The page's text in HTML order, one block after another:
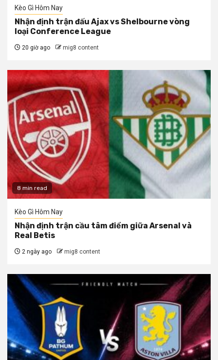
Kèo Gì Hôm Nay
Nhận định trận đấu Ajax vs Shelbourne vòng
loại Conference League
20 giờ ago mig8 content
8 min read
Kèo Gì Hôm Nay
Nhận định trận cầu tâm điểm giữa Arsenal và
Real Betis
2 ngày ago mig8 content